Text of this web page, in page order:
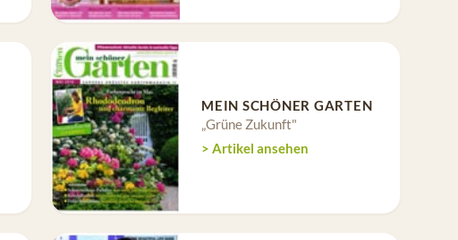
MEIN SCHÖNER GARTEN
„Grüne Zukunft"
> Artikel ansehen